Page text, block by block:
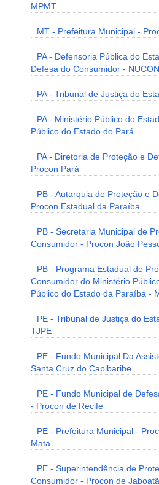
MPMT
MT - Prefeitura Municipal -
PA - Defensoria Pública do
Defesa do Consumidor - NUCON
PA - Tribunal de Justiça do
PA - Ministério Público do
Público do Estado do Pará
PA - Diretoria de Proteção e
Procon Pará
PB - Autarquia de Proteção e
Procon Estadual da Paraíba
PB - Secretaria Municipal de
Consumidor - Procon João
PB - Programa Estadual de
Consumidor do Ministério
Público do Estado da Paraíba -
PE - Tribunal de Justiça do
TJPE
PE - Fundo Municipal Da
Santa Cruz do Capibaribe
PE - Fundo Municipal de
- Procon de Recife
PE - Prefeitura Municipal -
Mata
PE - Superintendência de
Consumidor - Procon de